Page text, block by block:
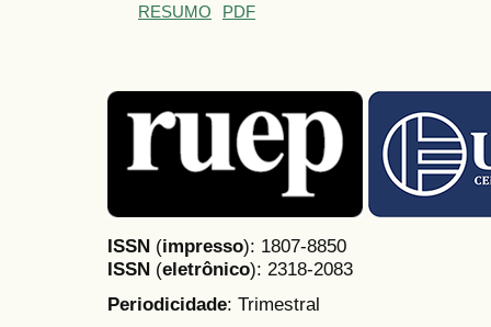
RESUMO PDF
ISSN (impresso): 1807-8850
ISSN (eletrônico): 2318-2083
Periodicidade: Trimestral